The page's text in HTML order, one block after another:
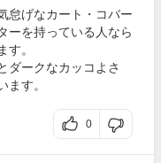
怠げなカート・コバー
ーを持っている人なら
。
ダークなカッコよさ
す。
0